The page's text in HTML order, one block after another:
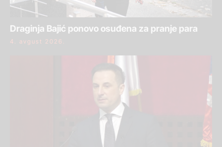
Draginja Bajić ponovo osuđena za pranje para
4. avgust 2026.